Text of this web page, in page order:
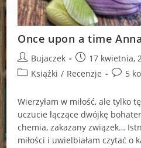
Once upon a time
Post
author:
Bujaczek
Post
published:
17 kwietnia,
PostKsiążki / Recenzje
Post5
Wierzyłam w miłość, ale tylko
uczucie łączące dwójkę
chemia, zakazany związek…
miłości i uwielbiałam czytać o